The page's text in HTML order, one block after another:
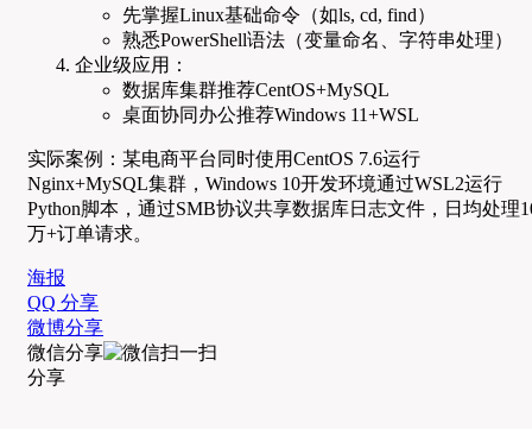
先掌握Linux基础命令（如ls, cd, find）
熟悉PowerShell语法（变量命名、字符串处理）
企业级应用：
数据库集群推荐CentOS+MySQL
桌面协同办公推荐Windows 11+WSL
实际案例：某电商平台同时使用CentOS 7.6运行
Nginx+MySQL集群，Windows 10开发环境通过WSL2运行
Python脚本，通过SMB协议共享数据库日志文件，日均处理
万+订单请求。
海报
QQ 分享
微博分享
微信分享
分享